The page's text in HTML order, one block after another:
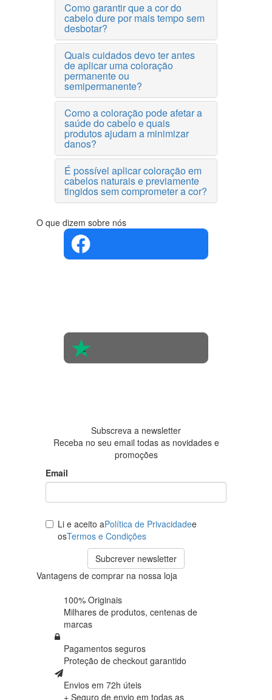
Como garantir que a cor do
cabelo dure por mais tempo sem
desbotar?
Quais cuidados devo ter antes
de aplicar uma coloração
permanente ou
semipermanente?
Como a coloração pode afetar a
saúde do cabelo e quais
produtos ajudam a minimizar
danos?
É possível aplicar coloração em
cabelos naturais e previamente
tingidos sem comprometer a cor?
O que dizem sobre nós
Subscreva a newsletter
Receba no seu email todas as novidades e
promoções
Email
Li e aceito aPolítica de Privacidadee
osTermos e Condições
Subcrever newsletter
Vantagens de comprar na nossa loja
100% Originais
Milhares de produtos, centenas de
marcas
Pagamentos seguros
Proteção de checkout garantido
Envios em 72h úteis
+ Seguro de envio em todas as